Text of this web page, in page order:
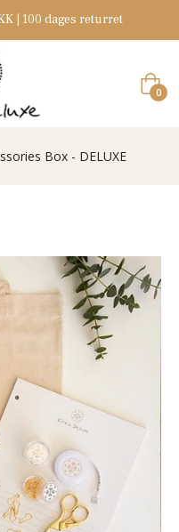
| 100 dages returret
0
Box - DELUXE